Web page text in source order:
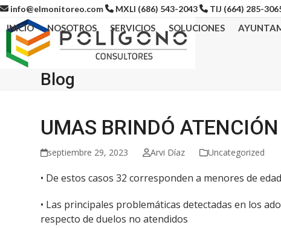
Skip
content
info@elmonitoreo.com MXLI (686) 543-2043 TIJ (664) 285-
INICIO NOSOTROS SERVICIOS SOLUCIONES
Blog
UMAS BRINDÓ
septiembre 29, 2023 Arvi Díaz Uncategorized
• De estos casos 32 corresponden a menores de edad
• Las principales problemáticas detectadas en los
respecto de duelos no atendidos